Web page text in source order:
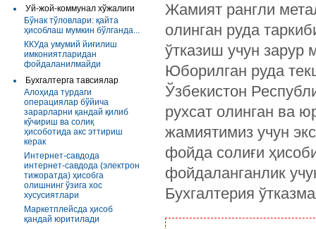
Уй-жой-коммунал хўжалиги
Бўнак тўловлари: қайта
ҳисоблаш мумкин бўлганда...
ККУда умумий йиғилиш
имкониятларидан
фойдаланилмайди
Бухгалтерга тавсиялар
Алоҳида турдаги
операциялар бўйича
зарарларни қандай қилиб
кўчириш ва солиқ
ҳисоботида акс эттириш
керак
Интернет-савдода
интернет-савдода (электрон
тижоратда) ҳисобга
олишнинг ўзига хос
хусусиятлари
Маркетплейсда ҳисоб
қандай юритилади
Жамият рангли
олинган руда
ўтказиш учун зарур
Юборилган руда
Ўзбекистон
рухсат олинган ва
жамиятимиз учун
фойда солиғи
фойдаланганлик
Бухгалтерия